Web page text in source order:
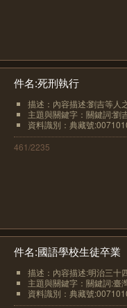
件名:死刑執行
描述：內容描述:劉吉等人
主題與關鍵字：關鍵詞:劉
資料識別：典藏號
461/2235
件名:國語學校生徒卒業
描述：內容描述:明治三十
主題與關鍵字：關鍵詞:臺
資料識別：典藏號